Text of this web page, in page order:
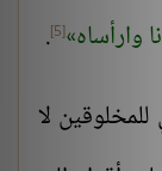
وارأساه [5]
.
لا